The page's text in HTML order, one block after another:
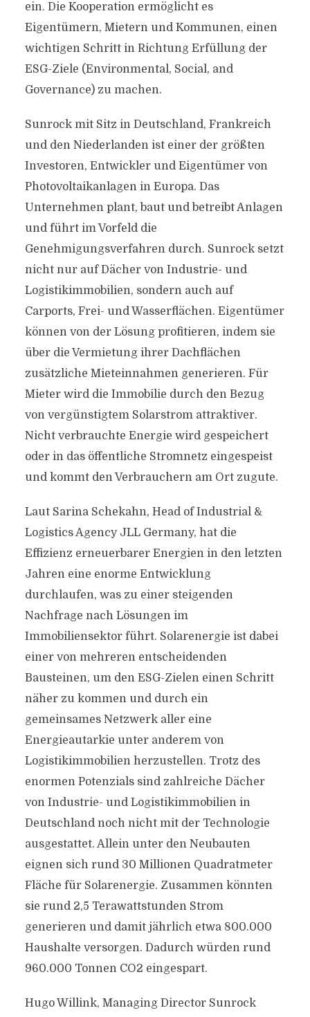
ein. Die Kooperation ermöglicht es
Eigentümern, Mietern und Kommunen, einen
wichtigen Schritt in Richtung Erfüllung der
ESG-Ziele (Environmental, Social, and
Governance) zu machen.
Sunrock mit Sitz in Deutschland, Frankreich
und den Niederlanden ist einer der größten
Investoren, Entwickler und Eigentümer von
Photovoltaikanlagen in Europa. Das
Unternehmen plant, baut und betreibt Anlagen
und führt im Vorfeld die
Genehmigungsverfahren durch. Sunrock setzt
nicht nur auf Dächer von Industrie- und
Logistikimmobilien, sondern auch auf
Carports, Frei- und Wasserflächen. Eigentümer
können von der Lösung profitieren, indem sie
über die Vermietung ihrer Dachflächen
zusätzliche Mieteinnahmen generieren. Für
Mieter wird die Immobilie durch den Bezug
von vergünstigtem Solarstrom attraktiver.
Nicht verbrauchte Energie wird gespeichert
oder in das öffentliche Stromnetz eingespeist
und kommt den Verbrauchern am Ort zugute.
Laut Sarina Schekahn, Head of Industrial &
Logistics Agency JLL Germany, hat die
Effizienz erneuerbarer Energien in den letzten
Jahren eine enorme Entwicklung
durchlaufen, was zu einer steigenden
Nachfrage nach Lösungen im
Immobiliensektor führt. Solarenergie ist dabei
einer von mehreren entscheidenden
Bausteinen, um den ESG-Zielen einen Schritt
näher zu kommen und durch ein
gemeinsames Netzwerk aller eine
Energieautarkie unter anderem von
Logistikimmobilien herzustellen. Trotz des
enormen Potenzials sind zahlreiche Dächer
von Industrie- und Logistikimmobilien in
Deutschland noch nicht mit der Technologie
ausgestattet. Allein unter den Neubauten
eignen sich rund 30 Millionen Quadratmeter
Fläche für Solarenergie. Zusammen könnten
sie rund 2,5 Terawattstunden Strom
generieren und damit jährlich etwa 800.000
Haushalte versorgen. Dadurch würden rund
960.000 Tonnen CO2 eingespart.
Hugo Willink, Managing Director Sunrock